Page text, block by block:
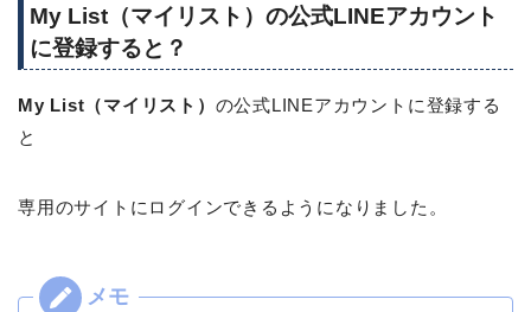
My List（マイリスト）の公式LINEアカウント
に登録すると？
My List（マイリスト） の公式LINEアカウントに登録する
と
専用のサイトにログインできるようになりました。